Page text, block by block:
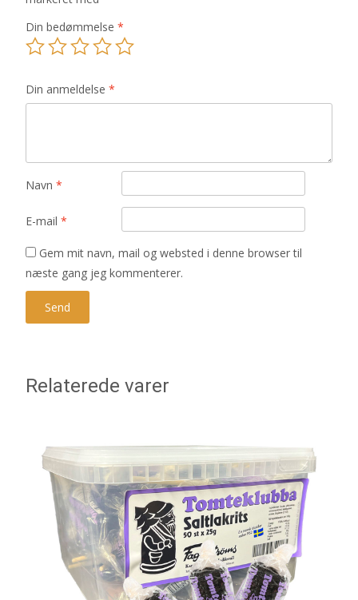
Din bedømmelse *
Din anmeldelse *
Navn *
E-mail *
Gem mit navn, mail og websted i denne browser til
næste gang jeg kommenterer.
Relaterede varer